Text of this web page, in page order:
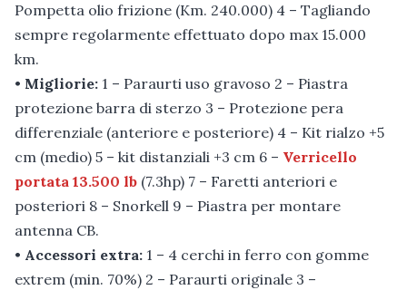
Pompetta olio frizione (Km. 240.000) 4 – Tagliando
sempre regolarmente effettuato dopo max 15.000
km.
• Migliorie: 1 – Paraurti uso gravoso 2 – Piastra
protezione barra di sterzo 3 – Protezione pera
differenziale (anteriore e posteriore) 4 – Kit rialzo +5
cm (medio) 5 – kit distanziali +3 cm 6 – Verricello
portata 13.500 lb (7.3hp) 7 – Faretti anteriori e
posteriori 8 – Snorkell 9 – Piastra per montare
antenna CB.
• Accessori extra: 1 – 4 cerchi in ferro con gomme
extrem (min. 70%) 2 – Paraurti originale 3 –